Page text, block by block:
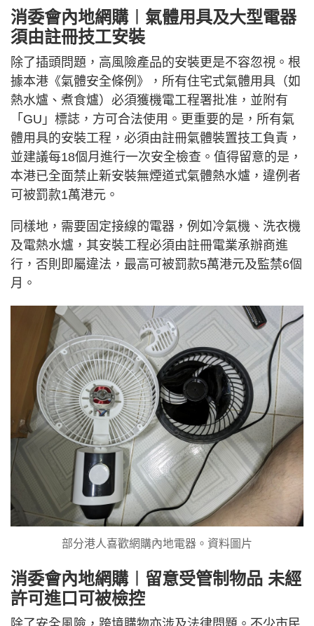
消委會內地網購︱氣體用具及大型電器
須由註冊技工安裝
除了插頭問題，高風險產品的安裝更是不容忽視。根
據本港《氣體安全條例》，所有住宅式氣體用具（如
熱水爐、煮食爐）必須獲機電工程署批准，並附有
「GU」標誌，方可合法使用。更重要的是，所有氣
體用具的安裝工程，必須由註冊氣體裝置技工負責，
並建議每18個月進行一次安全檢查。值得留意的是，
本港已全面禁止新安裝無煙道式氣體熱水爐，違例者
可被罰款1萬港元。
同樣地，需要固定接線的電器，例如冷氣機、洗衣機
及電熱水爐，其安裝工程必須由註冊電業承辦商進
行，否則即屬違法，最高可被罰款5萬港元及監禁6個
月。
部分港人喜歡網購內地電器。資料圖片
消委會內地網購︱留意受管制物品 未經
許可進口可被檢控